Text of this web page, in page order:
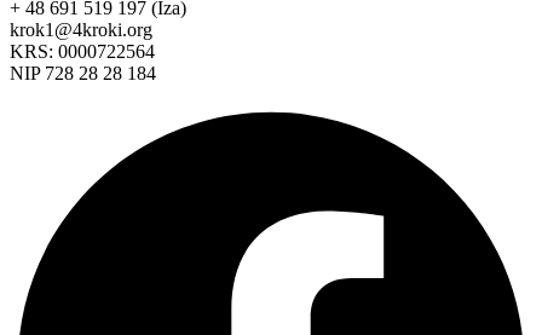
+ 48 691 519 197 (Iza)
krok1@4kroki.org
KRS: 0000722564
NIP 728 28 28 184